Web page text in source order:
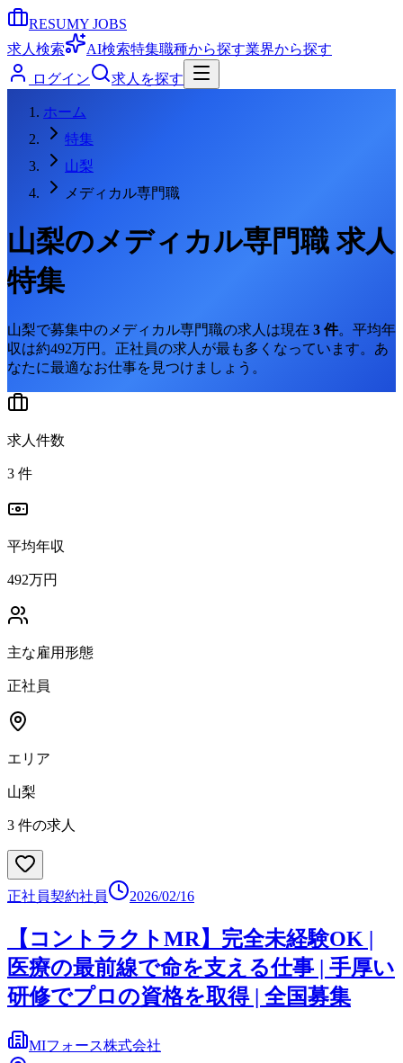
RESUMY JOBS
求人検索
AI検索特集職種から探す業界から探す
ログイン
求人を探す
ホーム
特集
山梨
メディカル専門職
山梨のメディカル専門職求人
特集
山梨で募集中の メディカル専門職の求人は現在 3 件。 平均年
収は約492万円。 正社員の求人が最も多くなっています。 あ
なたに最適なお仕事を見つけましょう。
求人件数
3 件
平均年収
492万円
主な雇用形態
正社員
エリア
山梨
3 件の求人
正社員契約社員 2026/02/16
【コントラクトMR】完全未経験OK |
医療の最前線で命を支える仕事 | 手厚い
研修でプロの資格を取得 | 全国募集
MIフォース株式会社